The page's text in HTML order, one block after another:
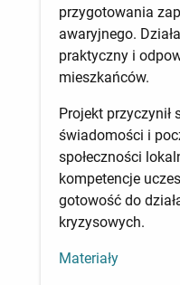
przygotowania
awaryjnego.
praktyczny i
mieszkańców.
Projekt przyczynił
świadomości i
społeczności
kompetencje
gotowość do
kryzysowych.
Materiały